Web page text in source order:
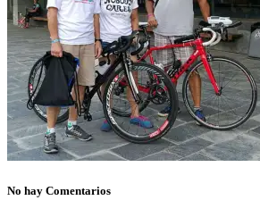
No hay Comentarios